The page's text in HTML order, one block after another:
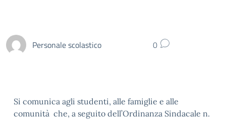
Personale scolastico 0
Si comunica agli studenti, alle famiglie e alle
comunità che, a seguito dell’Ordinanza Sindacale n.